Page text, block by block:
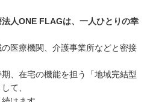
人ONE FLAGは、一人ひとりの幸
医療機関、介護事業所などと密接
、在宅の機能を担う「地域完結型
て、